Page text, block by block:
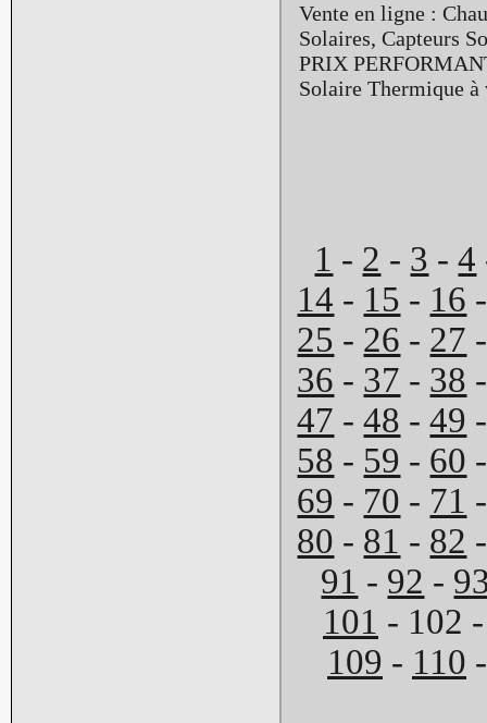
Vente en ligne :
Solaires, Capteurs
PRIX
Solaire Thermique à
1 - 2 - 3 -4
14 - 15 - 16
25 - 26 - 27
36 - 37 - 38
47 -48 -49
58 - 59 - 60
69 - 70 - 71
80 - 81 - 82
91 - 92 -
101 - 102
109 - 110